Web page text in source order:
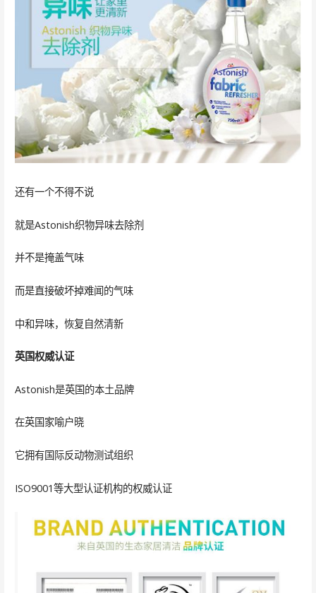
还有一个不得不说
就是Astonish织物异味去除剂
并不是掩盖气味
而是直接破坏掉难闻的气味
中和异味，恢复自然清新
英国权威认证
Astonish是英国的本土品牌
在英国家喻户晓
它拥有国际反动物测试组织
ISO9001等大型认证机构的权威认证